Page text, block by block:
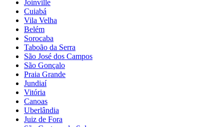
Joinville
Cuiabá
Vila Velha
Belém
Sorocaba
Taboão da Serra
São José dos Campos
São Gonçalo
Praia Grande
Jundiaí
Vitória
Canoas
Uberlândia
Juiz de Fora